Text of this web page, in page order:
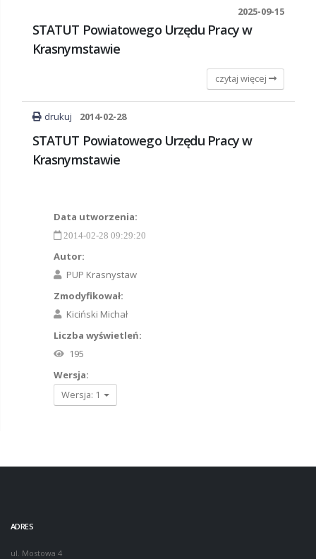
2025-09-15
STATUT Powiatowego Urzędu Pracy w
Krasnymstawie
czytaj więcej
drukuj 2014-02-28
STATUT Powiatowego Urzędu Pracy w
Krasnymstawie
Data utworzenia:
2014-02-28 09:29:20
Autor:
PUP Krasnystaw
Zmodyfikował:
Kiciński Michał
Liczba wyświetleń:
195
Wersja:
Wersja: 1
ADRES
ul. Mostowa 4